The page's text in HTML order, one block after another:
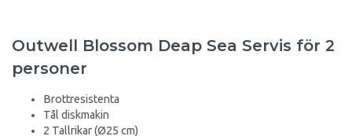
Outwell Blossom Deap Sea Servis för 2
personer
Brottresistenta
Tål diskmakin
2 Tallrikar (Ø25 cm)